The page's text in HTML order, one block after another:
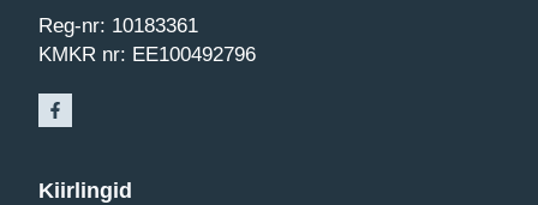
Reg-nr: 10183361
KMKR nr: EE100492796
Kiirlingid